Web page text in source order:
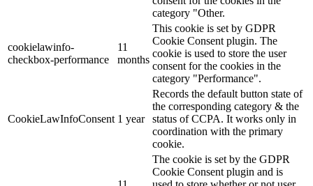
category "Other.
cookielawinfo-
checkbox-performance
11
months
This cookie is set by GDPR
Cookie Consent plugin. The
cookie is used to store the user
consent for the cookies in the
category "Performance".
CookieLawInfoConsent 1 year
Records the default button state of
the corresponding category & the
status of CCPA. It works only in
coordination with the primary
cookie.
The cookie is set by the GDPR
Cookie Consent plugin and is